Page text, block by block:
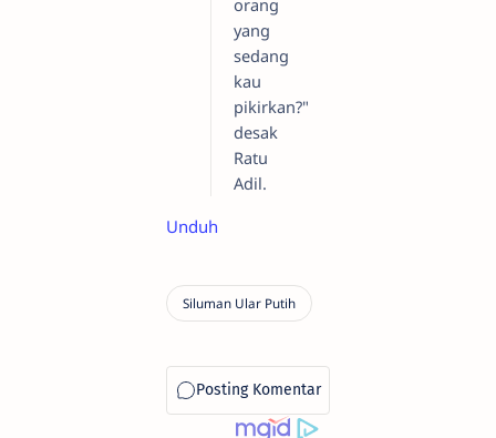
orang
yang
sedang
kau
pikirkan?"
desak
Ratu
Adil.
Unduh